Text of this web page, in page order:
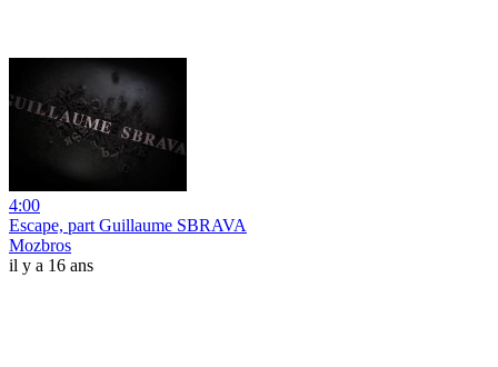
4:00
Escape, part Guillaume SBRAVA
Mozbros
il y a 16 ans